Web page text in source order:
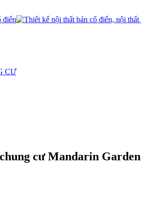
CƯ
cư Mandarin Garden